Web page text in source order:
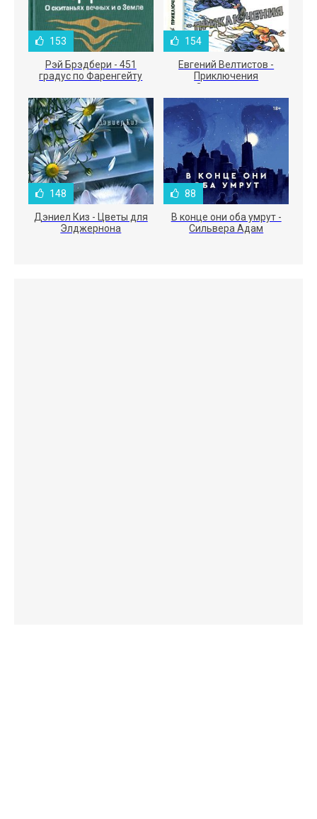
153
Рэй Брэдбери - 451
градус по Фаренгейту
154
Евгений Велтистов -
Приключения
Электроника
148
Дэниел Киз - Цветы для
Элджернона
88
В конце они оба умрут -
Сильвера Адам